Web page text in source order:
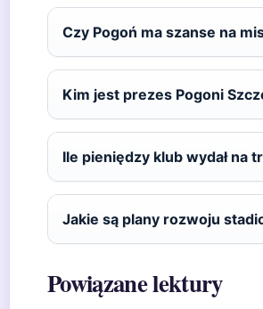
Czy Pogoń ma szanse na
Kim jest prezes Pogoni
Ile pieniędzy klub wydał na
Jakie są plany rozwoju
Powiązane lektury